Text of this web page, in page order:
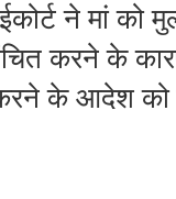
ने मां को
करने के
करने के आदेश को